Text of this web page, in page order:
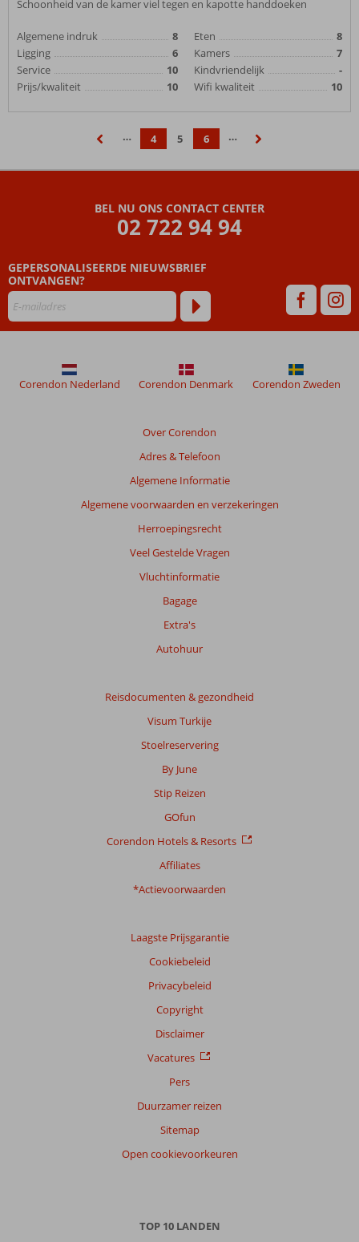
Schoonheid van de kamer viel tegen en kapotte handdoeken
Algemene indruk
8
Ligging
6
Service
10
Prijs/kwaliteit
10
Eten
8
Kamers
7
Kindvriendelijk
-
Wifi kwaliteit
10
… 4 5 6
…
BEL NU ONS CONTACT CENTER
02 722 94 94
GEPERSONALISEERDE NIEUWSBRIEF
ONTVANGEN?
Over Corendon
Adres & Telefoon
Algemene Informatie
Algemene voorwaarden en verzekeringen
Herroepingsrecht
Veel Gestelde Vragen
Vluchtinformatie
Bagage
Extra's
Autohuur
Reisdocumenten & gezondheid
Visum Turkije
Stoelreservering
By June
Stip Reizen
GOfun
Corendon Hotels & Resorts
Affiliates
*Actievoorwaarden
Laagste Prijsgarantie
Cookiebeleid
Privacybeleid
Copyright
Disclaimer
Vacatures
Pers
Duurzamer reizen
Sitemap
Open cookievoorkeuren
Corendon Nederland Corendon Denmark Corendon Zweden
TOP 10 LANDEN